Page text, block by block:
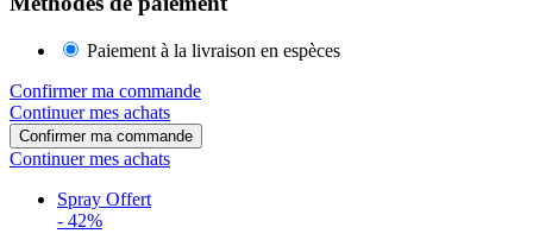
Paiement à la livraison en espèces
Confirmer ma commande
Continuer mes achats
Confirmer ma commande
Continuer mes achats
Spray Offert
- 42%